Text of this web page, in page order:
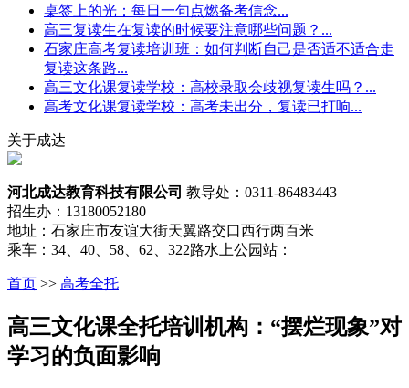
桌签上的光：每日一句点燃备考信念...
高三复读生在复读的时候要注意哪些问题？...
石家庄高考复读培训班：如何判断自己是否适不适合走
复读这条路...
高三文化课复读学校：高校录取会歧视复读生吗？...
高考文化课复读学校：高考未出分，复读已打响...
关于成达
河北成达教育科技有限公司 教导处：0311-86483443
招生办：13180052180
地址：石家庄市友谊大街天翼路交口西行两百米
乘车：34、40、58、62、322路水上公园站：
首页 >> 高考全托
高三文化课全托培训机构：“摆烂现象”对
学习的负面影响